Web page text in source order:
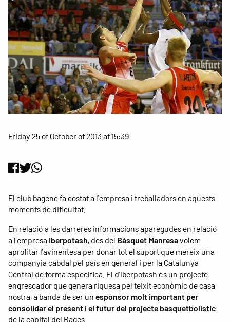
Friday 25 of October of 2013 at 15:39
El club bagenc fa costat a l’empresa i treballadors en aquests
moments de dificultat.
En relació a les darreres informacions aparegudes en relació
a l’empresa Iberpotash, des del Bàsquet Manresavolem
aprofitar l’avinentesa per donar tot el suport que mereix una
companyia cabdal pel país en general i per la Catalunya
Central de forma específica. El d’Iberpotash és un projecte
engrescador que genera riquesa pel teixit econòmic de casa
nostra, a banda de ser un espònsor molt important per
consolidar el present i el futur del projecte basquetbolístic
de la capital del Bages.